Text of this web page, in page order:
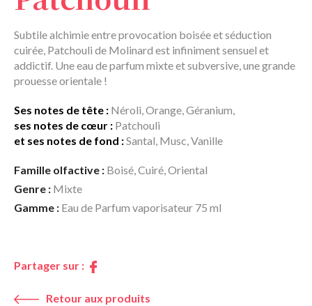
Subtile alchimie entre provocation boisée et séduction
cuirée, Patchouli de Molinard est infiniment sensuel et
addictif. Une eau de parfum mixte et subversive, une grande
prouesse orientale !
Ses notes de tête : Néroli, Orange, Géranium,
ses notes de cœur : Patchouli
et ses notes de fond :Santal, Musc, Vanille
Famille olfactive : Boisé, Cuiré, Oriental
Genre : Mixte
Gamme : Eau de Parfum vaporisateur 75 ml
Partager sur :
Retour aux produits